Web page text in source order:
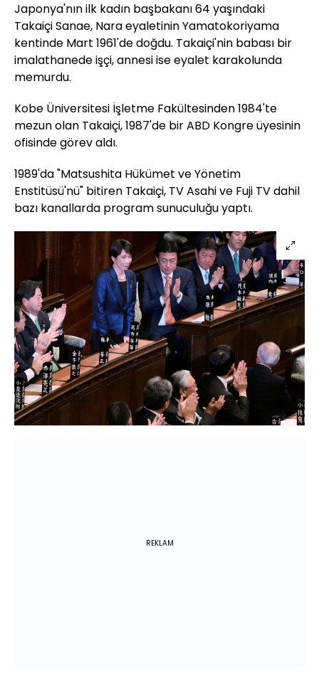
Japonya'nın ilk kadın başbakanı 64 yaşındaki
Takaiçi Sanae, Nara eyaletinin Yamatokoriyama
kentinde Mart 1961'de doğdu. Takaiçi'nin babası bir
imalathanede işçi, annesi ise eyalet karakolunda
memurdu.
Kobe Üniversitesi İşletme Fakültesinden 1984'te
mezun olan Takaiçi, 1987'de bir ABD Kongre üyesinin
ofisinde görev aldı.
1989'da "Matsushita Hükümet ve Yönetim
Enstitüsü'nü" bitiren Takaiçi, TV Asahi ve Fuji TV dahil
bazı kanallarda program sunuculuğu yaptı.
REKLAM